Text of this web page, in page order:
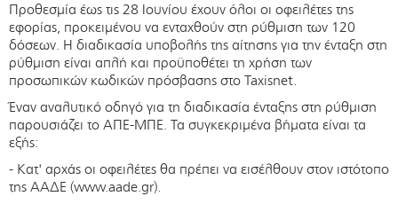
Προθεσμία έως τις 28 Ιουνίου έχουν όλοι οι οφειλέτες της
εφορίας, προκειμένου να ενταχθούν στη ρύθμιση των 120
δόσεων. Η διαδικασία υποβολής της αίτησης για την ένταξη στη
ρύθμιση είναι απλή και προϋποθέτει τη χρήση των
προσωπικών κωδικών πρόσβασης στο Taxisnet.
Έναν αναλυτικό οδηγό για τη διαδικασία ένταξης στη ρύθμιση
παρουσιάζει το ΑΠΕ-ΜΠΕ. Τα συγκεκριμένα βήματα είναι τα
εξής:
- Κατ' αρχάς οι οφειλέτες θα πρέπει να εισέλθουν στον ιστότοπο
της ΑΑΔΕ (www.aade.gr).